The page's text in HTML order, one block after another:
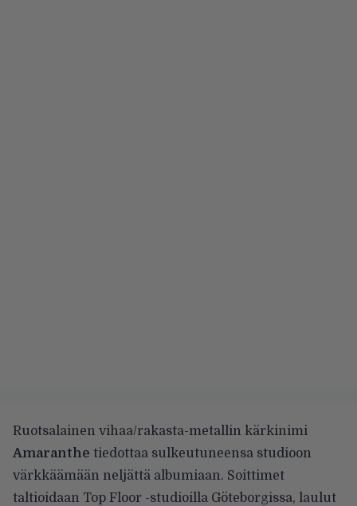
Ruotsalainen vihaa/rakasta-metallin kärkinimi
Amaranthe tiedottaa sulkeutuneensa studioon
värkkäämään neljättä albumiaan. Soittimet
taltioidaan Top Floor -studioilla Göteborgissa, laulut